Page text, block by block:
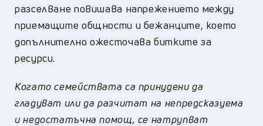
разселване повишава напрежението между
приемащите общности и бежанците, което
допълнително ожесточава битките за
ресурси.
Когато семействата са принудени да
гладуват или да разчитат на непредсказуема
и недостатъчна помощ, се натрупват